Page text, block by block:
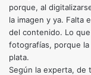
porque, al
la imagen y ya. Falta
del contenido. Lo
fotografías, porque
plata.
Según la experta, de